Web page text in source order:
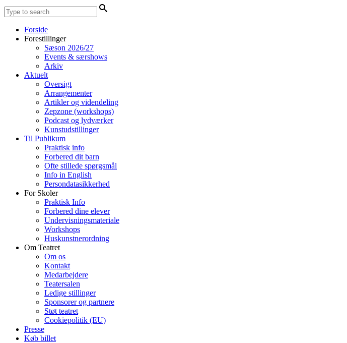
Forside
Forestillinger
Sæson 2026/27
Events & særshows
Arkiv
Aktuelt
Oversigt
Arrangementer
Artikler og videndeling
Zepzone (workshops)
Podcast og lydværker
Kunstudstillinger
Til Publikum
Praktisk info
Forbered dit barn
Ofte stillede spørgsmål
Info in English
Persondatasikkerhed
For Skoler
Praktisk Info
Forbered dine elever
Undervisningsmateriale
Workshops
Huskunstnerordning
Om Teatret
Om os
Kontakt
Medarbejdere
Teatersalen
Ledige stillinger
Sponsorer og partnere
Støt teatret
Cookiepolitik (EU)
Presse
Køb billet